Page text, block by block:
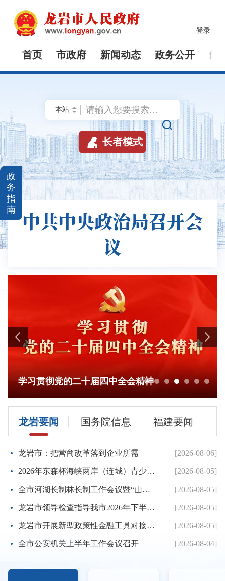
政
务
指
南
登录
首页 市政府 新闻动态 政务公开 解

 长者模式
中共中央政治局召开会
议
学习贯彻党的二十届四中全会精神
龙岩要闻 国务院信息 福建要闻
[2026-08-06]
龙岩市：把营商改革落到企业所需
[2026-08-05]
2026年东森杯海峡两岸（连城）青少年棒球邀请赛暨第七届海峡...
[2026-08-05]
全市河湖长制林长制工作会议暨“山水龙岩”生态品牌建设推进...
[2026-08-05]
龙岩市领导检查指导我市2026年下半年征兵体检工作
[2026-08-05]
龙岩市开展新型政策性金融工具对接服务工作
[2026-08-04]
全市公安机关上半年工作会议召开